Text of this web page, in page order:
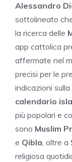
Alessandro
sottolineato
la ricerca delle
app cattolica
affermate nel
precisi per le
indicazioni
calendario
più popolari e
sono Muslim
e Qibla, oltre a
religiosa